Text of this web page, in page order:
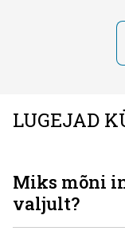
LUGEJAD
Miks mõni
valjult?